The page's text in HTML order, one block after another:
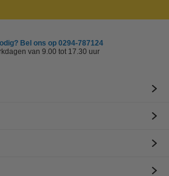
Bel ons op 0294-787124
van 9.00 tot 17.30 uur